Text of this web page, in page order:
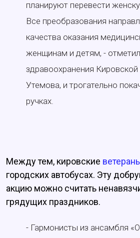
планируют перевести
Все преобразования
качества оказания
женщинам и детям, -
здравоохранения
Утемова, и трогательно
ручках.
Между тем, кировские
городских автобусах. Эту
акцию можно считать
грядущих праздников.
- Гармонисты из ансамбля